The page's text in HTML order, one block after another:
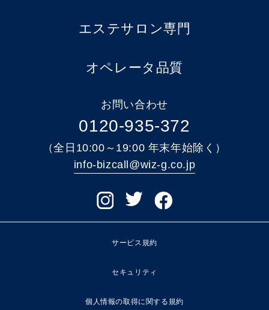
エステサロン専門
オペレータ品質
お問い合わせ
0120-935-372
（全日10:00～19:00 年末年始除く）
info-bizcall@wiz-g.co.jp
サービス規約
セキュリティ
個人情報の取得に関する規約